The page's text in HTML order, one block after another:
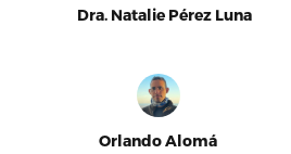
Dra. Natalie Pérez Luna
Orlando Alomá